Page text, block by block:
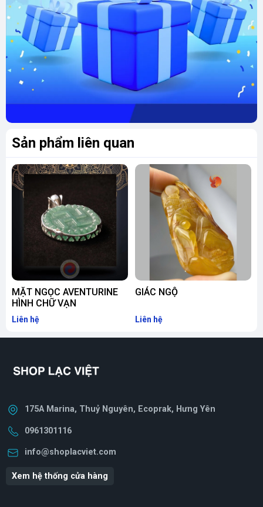
Sản phẩm liên quan
MẶT NGỌC AVENTURINE
HÌNH CHỮ VẠN
Liên hệ
GIÁC NGỘ
Liên hệ
175A Marina, Thuỷ Nguyên, Ecoprak, Hưng Yên
0961301116
info@shoplacviet.com
Xem hệ thống cửa hàng